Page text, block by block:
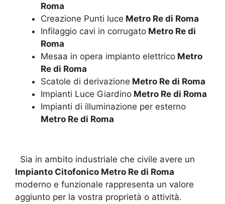
Roma
Creazione Punti luce Metro Re di Roma
Infilaggio cavi in corrugato Metro Re di
Roma
Mesaa in opera impianto elettrico Metro
Re di Roma
Scatole di derivazione Metro Re di Roma
Impianti Luce Giardino Metro Re di Roma
Impianti di illuminazione per esterno
Metro Re di Roma
Sia in ambito industriale che civile avere un
Impianto Citofonico Metro Re di Roma
moderno e funzionale rappresenta un valore
aggiunto per la vostra proprietà o attività.